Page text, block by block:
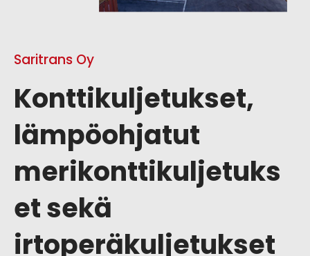
Saritrans Oy
Konttikuljetukset,
lämpöohjatut
merikonttikuljetuks
et sekä
irtoperäkuljetukset